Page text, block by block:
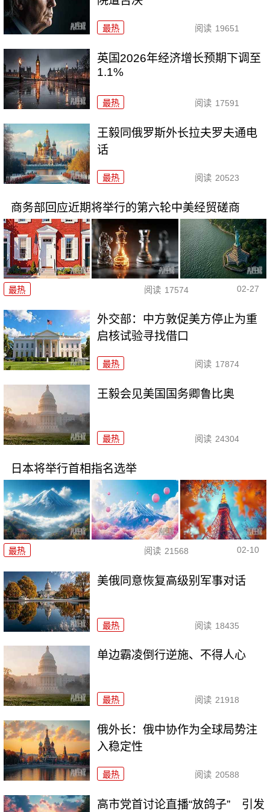
最热 阅读 19651
英国2026年经济增长预期下调至
1.1%
最热 阅读 17591
王毅同俄罗斯外长拉夫罗夫通电
话
最热 阅读 20523
商务部回应近期将举行的第六轮中美经贸磋商
最热 阅读 17574 02-27
外交部：中方敦促美方停止为重
启核试验寻找借口
最热 阅读 17874
王毅会见美国国务卿鲁比奥
最热 阅读 24304
日本将举行首相指名选举
最热 阅读 21568 02-10
美俄同意恢复高级别军事对话
最热 阅读 18435
单边霸凌倒行逆施、不得人心
最热 阅读 21918
俄外长：俄中协作为全球局势注
入稳定性
最热 阅读 20588
高市党首讨论直播“放鸽子” 引发